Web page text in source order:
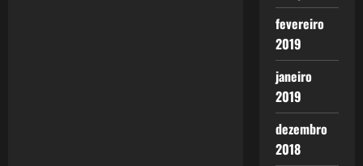
fevereiro
2019
janeiro
2019
dezembro
2018